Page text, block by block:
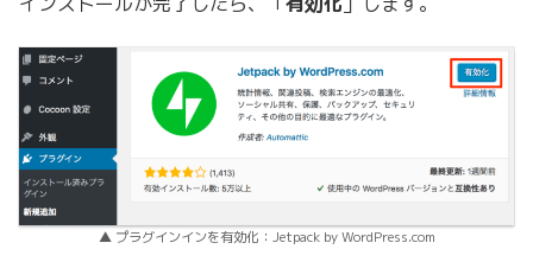
▲ プラグインインを有効化：Jetpack by WordPress.com